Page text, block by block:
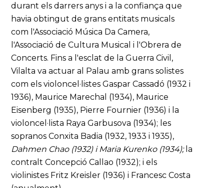
durant els darrers anys i a la confiança que
havia obtingut de grans entitats musicals
com l'Associació Música Da Camera,
l'Associació de Cultura Musical i l'Obrera de
Concerts. Fins a l'esclat de la Guerra Civil,
Vilalta va actuar al Palau amb grans solistes
com els violoncel·listes Gaspar Cassadó (1932 i
1936), Maurice Marechal (1934), Maurice
Eisenberg (1935), Pierre Fournier (1936) i la
violoncel·lista Raya Garbusova (1934); les
sopranos Conxita Badia (1932, 1933 i 1935),
Dahmen Chao (1932) i Maria Kurenko (1934); la
contralt Concepció Callao (1932); i els
violinistes Fritz Kreisler (1936) i Francesc Costa